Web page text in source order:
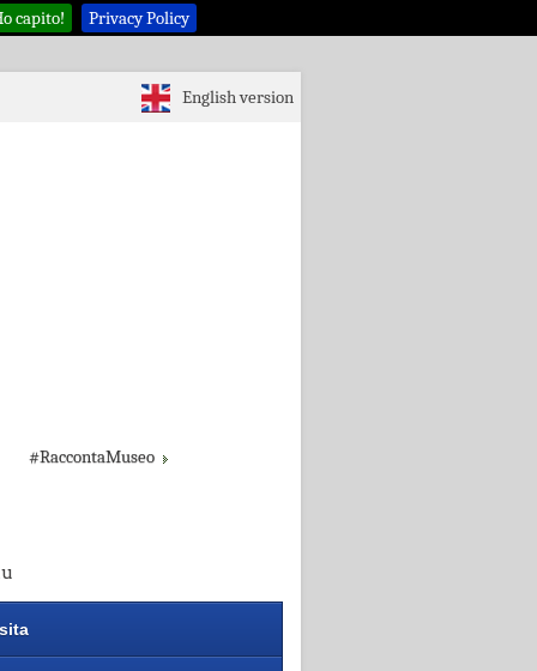
capito! Privacy Policy
English version
#RaccontaMuseo